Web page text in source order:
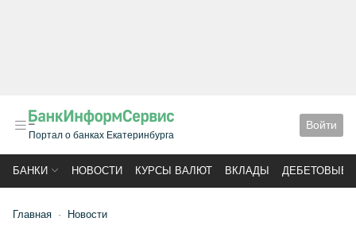
Портал о банках Екатеринбурга
Войти
БАНКИ НОВОСТИ КУРСЫ ВАЛЮТ ВКЛАДЫ ДЕБЕТОВЫЕ
Главная Новости